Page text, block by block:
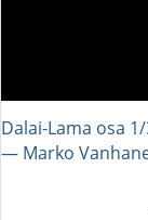
Dalai-Lama osa
― Marko